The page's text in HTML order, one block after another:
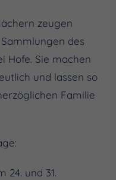
zeugen
des
Hofe. Sie machen
und lassen so
Familie
24. und 31.